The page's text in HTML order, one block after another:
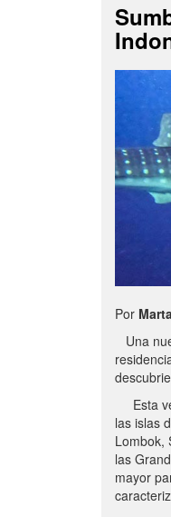
Por
Una
Esta
las islas
Lombok,
las
mayor